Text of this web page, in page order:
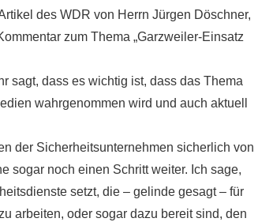
des WDR von Herrn Jürgen Döschner,
zum Thema „Garzweiler-Einsatz
sagt, dass es wichtig ist, dass das Thema
wahrgenommen wird und auch aktuell
der Sicherheitsunternehmen sicherlich von
sogar noch einen Schritt weiter. Ich sage,
setzt, die – gelinde gesagt – für
arbeiten, oder sogar dazu bereit sind, den